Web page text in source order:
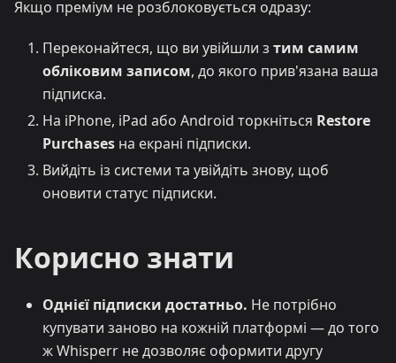
Якщо преміум не розблоковується одразу:
Переконайтеся, що ви увійшли з тим самим
обліковим записом, до якого прив'язана ваша
підписка.
На iPhone, iPad або Android торкніться Restore
Purchases на екрані підписки.
Вийдіть із системи та увійдіть знову, щоб
оновити статус підписки.
Корисно знати
Однієї підписки достатньо. Не потрібно
купувати заново на кожній платформі — до того
ж Whisperr не дозволяє оформити другу